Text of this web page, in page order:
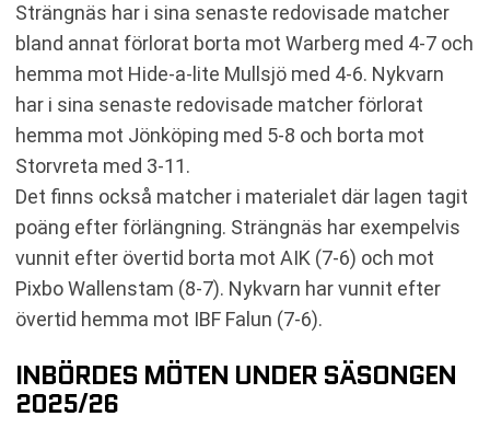
Strängnäs har i sina senaste redovisade matcher
bland annat förlorat borta mot Warberg med 4-7 och
hemma mot Hide-a-lite Mullsjö med 4-6. Nykvarn
har i sina senaste redovisade matcher förlorat
hemma mot Jönköping med 5-8 och borta mot
Storvreta med 3-11.
Det finns också matcher i materialet där lagen tagit
poäng efter förlängning. Strängnäs har exempelvis
vunnit efter övertid borta mot AIK (7-6) och mot
Pixbo Wallenstam (8-7). Nykvarn har vunnit efter
övertid hemma mot IBF Falun (7-6).
INBÖRDES MÖTEN UNDER SÄSONGEN
2025/26